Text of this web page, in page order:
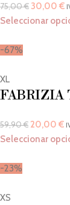
75,00€ 30,00 €
Seleccionar
-67%
XL
FABRIZIA
59,90€ 20,00 €
Seleccionar
-23%
XS